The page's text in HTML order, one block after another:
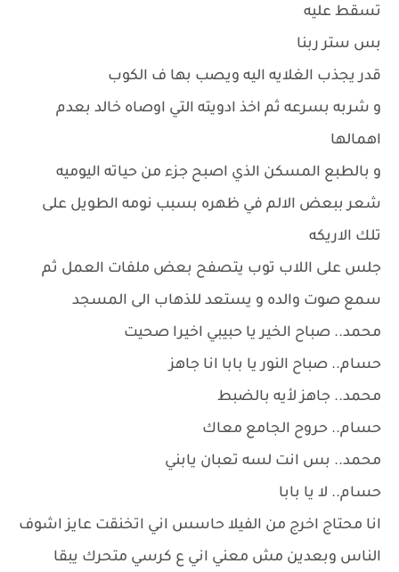
تسقط عليه
بس ستر ربنا
قدر يجذب الغلايه اليه ويصب بها ف الكوب
و شربه بسرعه ثم اخذ ادويته التي اوصاه خالد بعدم
اهمالها
و بالطبع المسكن الذي اصبح جزء من حياته اليوميه
شعر ببعض الالم في ظهره بسبب نومه الطويل على
تلك الاريكه
جلس على اللاب توب يتصفح بعض ملفات العمل ثم
سمع صوت والده و يستعد للذهاب الى المسجد
محمد.. صباح الخير يا حبيبي اخيرا صحيت
حسام.. صباح النور يا بابا انا جاهز
محمد.. جاهز لأيه بالضبط
حسام.. حروح الجامع معاك
محمد.. بس انت لسه تعبان يابني
حسام.. لا يا بابا
انا محتاج اخرج من الفيلا حاسس اني اتخنقت عايز اشوف
الناس وبعدين مش معني اني ع كرسي متحرك يبقا